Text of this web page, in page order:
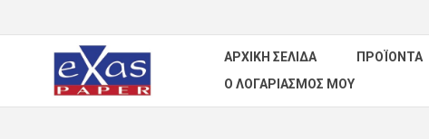
ΑΡΧΙΚΉ ΣΕΛΊΔΑ ΠΡΟΪΌΝΤΑ
Ο ΛΟΓΑΡΙΑΣΜΌΣ ΜΟΥ